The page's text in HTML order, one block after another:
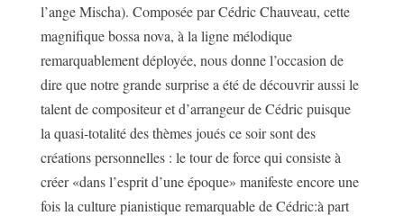
l’ange Mischa). Composée par Cédric Chauveau, cette
magnifique bossa nova, à la ligne mélodique
remarquablement déployée, nous donne l’occasion de
dire que notre grande surprise a été de découvrir aussi le
talent de compositeur et d’arrangeur de Cédric puisque
la quasi-totalité des thèmes joués ce soir sont des
créations personnelles : le tour de force qui consiste à
créer «dans l’esprit d’une époque» manifeste encore une
fois la culture pianistique remarquable de Cédric:à part